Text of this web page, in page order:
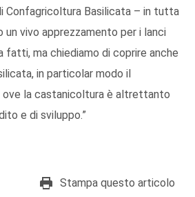
Confagricoltura Basilicata – in tutta
un vivo apprezzamento per i lanci
fatti, ma chiediamo di coprire anche
in particolar modo il
ove la castanicoltura è altrettanto
e di sviluppo.”
Stampa questo articolo